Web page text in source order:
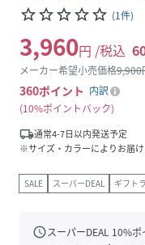
star_borderstar_borderstar_borderstar_borderstar_border (1件)
3,960円 /税込
メーカー希望小売価格9,900
360ポイント 内訳
10%ポイントバック
local_shipping通常4-7日以内発送予定
※サイズ・カラーによりお届け
SALE スーパーDEAL ギフト
scheduleスーパーDEAL 10%ポ